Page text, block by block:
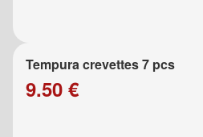
Tempura crevettes 7 pcs
9.50 €